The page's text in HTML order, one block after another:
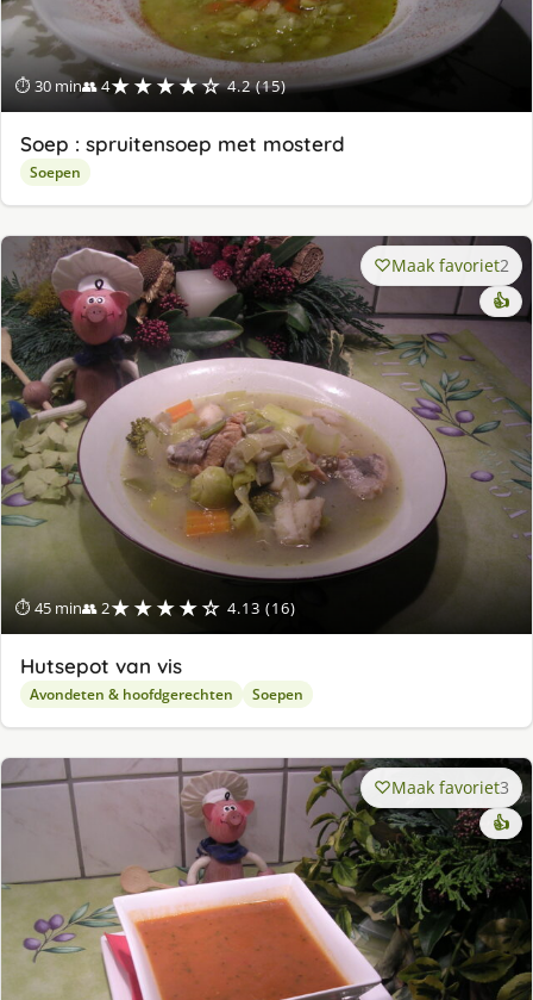
⏱ 30 min👥 4★★★★☆ 4.2 (15)
Soep : spruitensoep met mosterd
Soepen
⏱ 45 min👥 2★★★★☆ 4.13 (16)
Maak favoriet2
👍
Hutsepot van vis
Avondeten & hoofdgerechten Soepen
Maak favoriet3
👍